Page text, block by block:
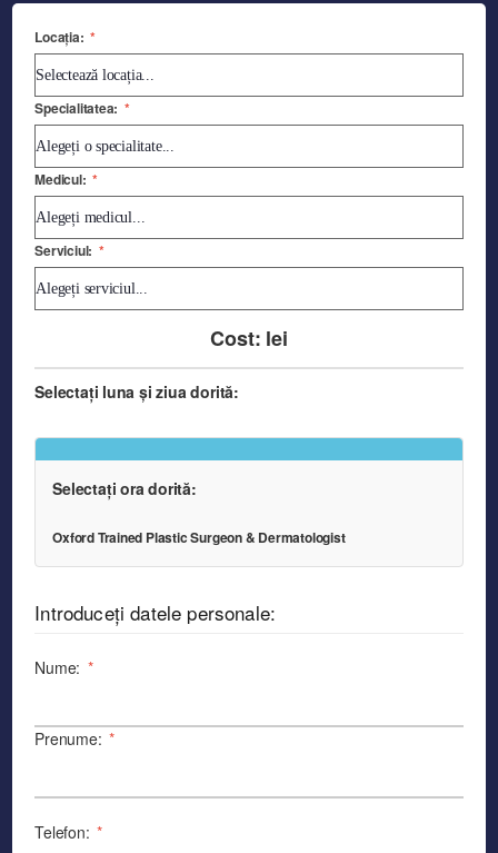
Locația: *
Specialitatea: *
Medicul: *
Serviciul: *
Cost: lei
Selectați luna și ziua dorită:
Selectați ora dorită:
Oxford Trained Plastic Surgeon & Dermatologist
Introduceți datele personale:
Nume: *
Prenume: *
Telefon: *